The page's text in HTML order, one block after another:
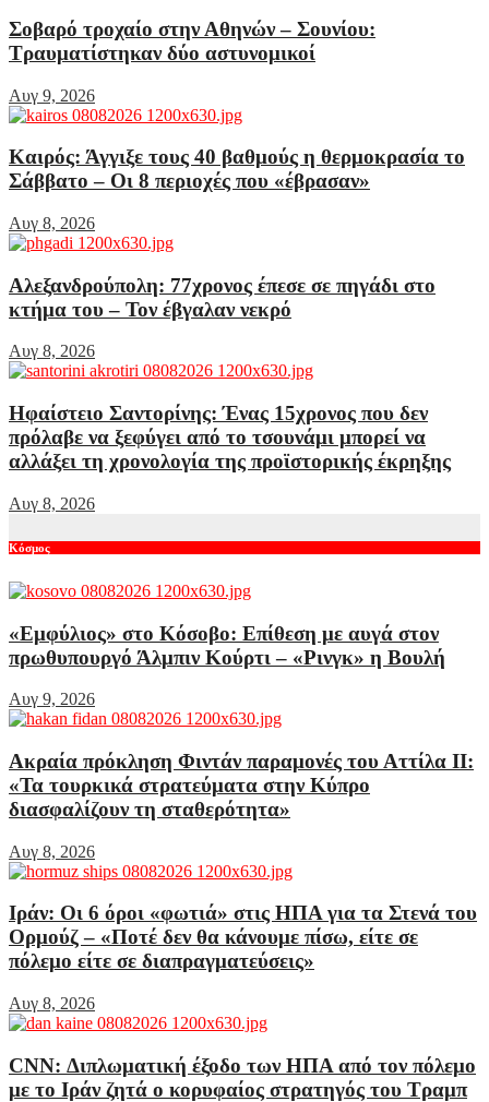
Σοβαρό τροχαίο στην Αθηνών – Σουνίου:
Τραυματίστηκαν δύο αστυνομικοί
Αυγ 9, 2026
Καιρός: Άγγιξε τους 40 βαθμούς η θερμοκρασία το
Σάββατο – Οι 8 περιοχές που «έβρασαν»
Αυγ 8, 2026
Αλεξανδρούπολη: 77χρονος έπεσε σε πηγάδι στο
κτήμα του – Τον έβγαλαν νεκρό
Αυγ 8, 2026
Ηφαίστειο Σαντορίνης: Ένας 15χρονος που δεν
πρόλαβε να ξεφύγει από το τσουνάμι μπορεί να
αλλάξει τη χρονολογία της προϊστορικής έκρηξης
Αυγ 8, 2026
Κόσμος
«Εμφύλιος» στο Κόσοβο: Επίθεση με αυγά στον
πρωθυπουργό Άλμπιν Κούρτι – «Ρινγκ» η Βουλή
Αυγ 9, 2026
Ακραία πρόκληση Φιντάν παραμονές του Αττίλα ΙΙ:
«Τα τουρκικά στρατεύματα στην Κύπρο
διασφαλίζουν τη σταθερότητα»
Αυγ 8, 2026
Ιράν: Οι 6 όροι «φωτιά» στις ΗΠΑ για τα Στενά του
Ορμούζ – «Ποτέ δεν θα κάνουμε πίσω, είτε σε
πόλεμο είτε σε διαπραγματεύσεις»
Αυγ 8, 2026
CNN: Διπλωματική έξοδο των ΗΠΑ από τον πόλεμο
με το Ιράν ζητά ο κορυφαίος στρατηγός του Τραμπ